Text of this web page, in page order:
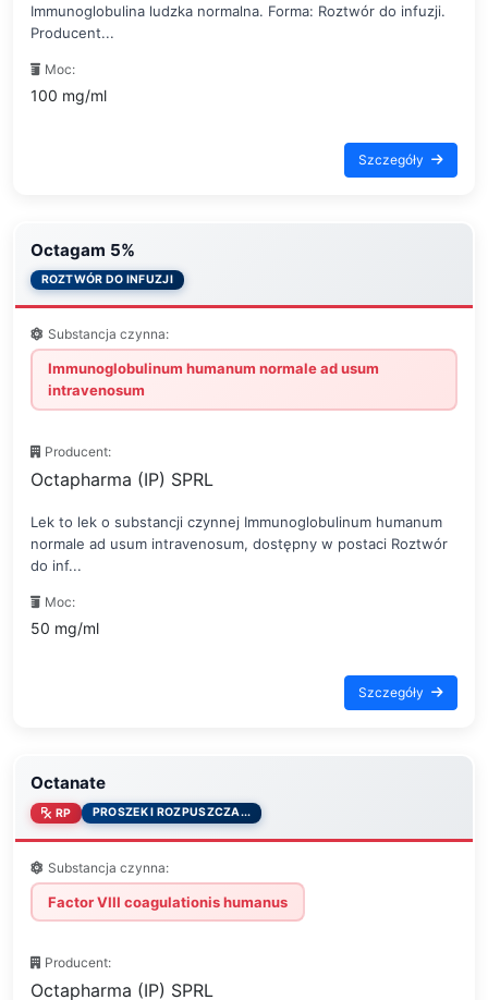
Immunoglobulina ludzka normalna. Forma: Roztwór do infuzji.
Producent...
Moc:
100 mg/ml
Szczegóły
Octagam 5%
ROZTWÓR DO INFUZJI
Substancja czynna:
Immunoglobulinum humanum normale ad usum
intravenosum
Producent:
Octapharma (IP) SPRL
Lek to lek o substancji czynnej Immunoglobulinum humanum
normale ad usum intravenosum, dostępny w postaci Roztwór
do inf...
Moc:
50 mg/ml
Szczegóły
Octanate
RP PROSZEK I ROZPUSZCZA...
Substancja czynna:
Factor VIII coagulationis humanus
Producent:
Octapharma (IP) SPRL